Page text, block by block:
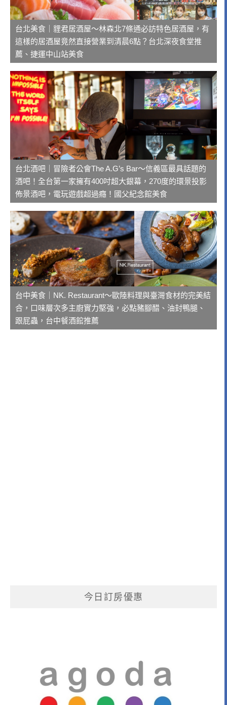
台北美食｜貍君居酒屋～林森北7條通必訪特色居酒屋，有
這樣的居酒屋竟然直接營業到清晨6點？台北深夜食堂推
薦、捷運中山站美食
台北酒吧｜冒險者公會The A.G’s Bar～信義區最具話題的
酒吧！全台第一家擁有400吋超大銀幕，270度的環景投影
佈景酒吧，電玩遊戲超過癮！國父紀念館美食
台中美食｜NK. Restaurant～歐陸料理與臺灣食材的完美結
合，口味層次多主廚實力堅強，必點豬腳醋、油封鴨腿、
跟屁蟲，台中餐酒館推薦
今日訂房優惠